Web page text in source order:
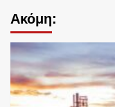
Ακόμη: